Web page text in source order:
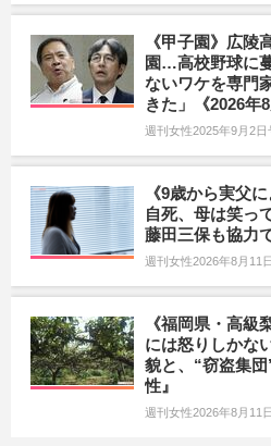
《甲子園》広陵
園…高校野球に
ないワケを専門
きた」《2026年
週刊女性2025年9月2日
《9歳から実父
自死、母は笑っ
藤田三保も協力
週刊女性2026年8月11
《福岡県・高級
には怒りしかな
貌と、“窃盗集
性』
週刊女性2026年8月11